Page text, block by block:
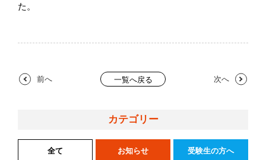
た。
前へ 一覧へ戻る 次へ
カテゴリー
全て お知らせ 受験生の方へ